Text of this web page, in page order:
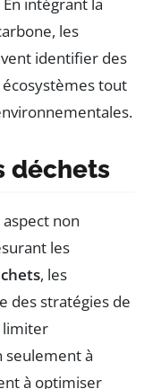
intégrant la
les
identifier des
tout
déchets
non
les
, les
des stratégies de
limiter
seulement à
à optimiser